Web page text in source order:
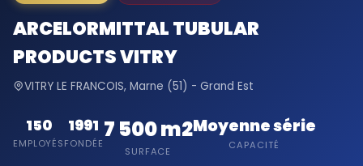
ARCELORMITTAL TUBULAR
PRODUCTS VITRY
VITRY LE FRANCOIS, Marne (51) - Grand Est
150
EMPLOYÉS
1991
FONDÉE
7 500 m2
SURFACE
Moyenne série
CAPACITÉ